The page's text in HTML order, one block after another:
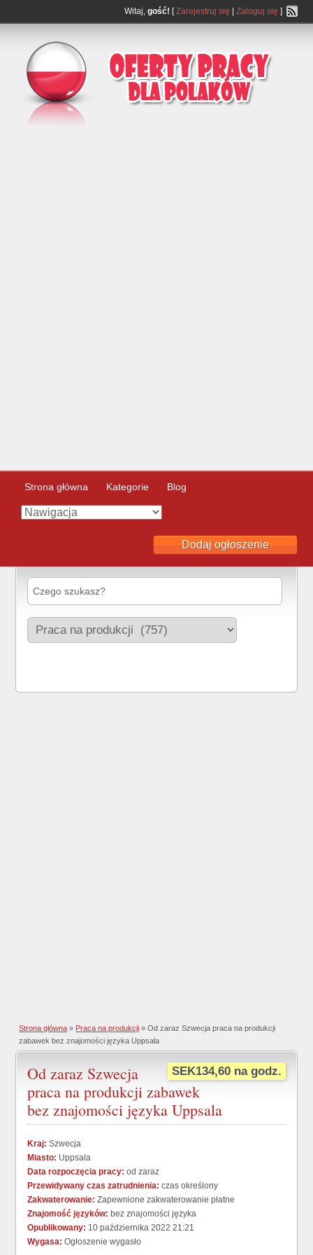
Witaj, gość! [Zarejestruj się Zaloguj się ]
Strona główna Kategorie Blog
Dodaj ogłoszenie
Strona główna » Praca na produkcji » Od zaraz Szwecja praca na produkcji
zabawek bez znajomości języka Uppsala
SEK134,60 na godz.
Od zaraz Szwecja
praca na produkcji zabawek
bez znajomości języka Uppsala
Kraj: Szwecja
Miasto: Uppsala
Data rozpoczęcia pracy: od zaraz
Przewidywany czas zatrudnienia: czas określony
Zakwaterowanie: Zapewnione zakwaterowanie płatne
Znajomość języków: bez znajomości języka
Opublikowany: 10 października 2022 21:21
Wygasa: Ogłoszenie wygasło